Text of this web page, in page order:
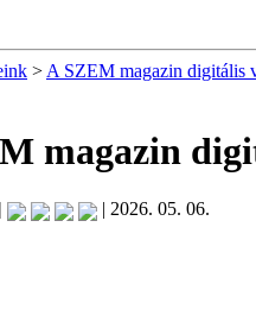
> A SZEM magazin digitális
magazin
| 2026. 05. 06.